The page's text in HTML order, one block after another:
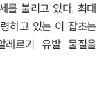
를 불리고 있다. 최대
하고 있는 이 잡초는
레르기 유발 물질을